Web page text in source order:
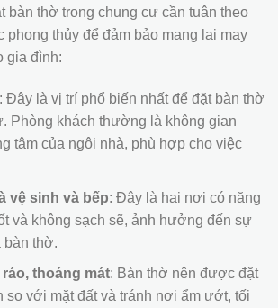
bàn thờ trong chung cư cần tuân theo
phong thủy để đảm bảo mang lại may
gia đình:
: Đây là vị trí phổ biến nhất để đặt bàn thờ
Phòng khách thường là không gian
tâm của ngôi nhà, phù hợp cho việc
vệ sinh và bếp: Đây là hai nơi có năng
và không sạch sẽ, ảnh hưởng đến sự
bàn thờ.
thoáng mát: Bàn thờ nên được đặt
so với mặt đất và tránh nơi ẩm ướt, tối